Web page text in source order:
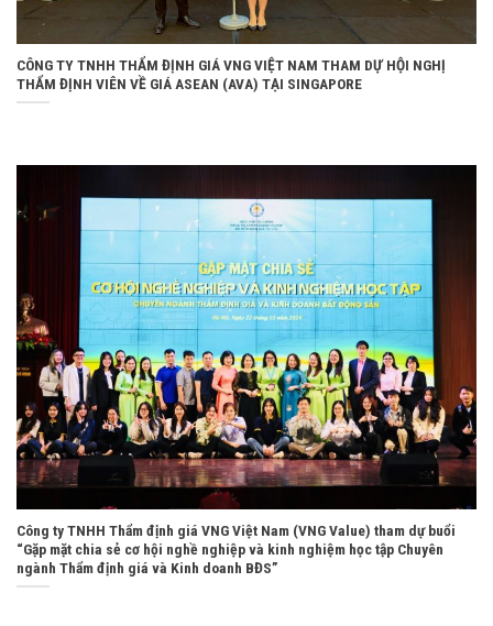
CÔNG TY TNHH THẨM ĐỊNH GIÁ VNG VIỆT NAM THAM DỰ HỘI NGHỊ
THẨM ĐỊNH VIÊN VỀ GIÁ ASEAN (AVA) TẠI SINGAPORE
Công ty TNHH Thẩm định giá VNG Việt Nam (VNG Value) tham dự buổi
“Gặp mặt chia sẻ cơ hội nghề nghiệp và kinh nghiệm học tập Chuyên
ngành Thẩm định giá và Kinh doanh BĐS”